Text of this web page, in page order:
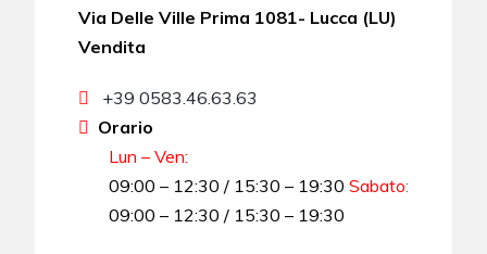
Via Delle Ville Prima 1081- Lucca (LU)
Vendita
+39 0583.46.63.63
Orario
Lun – Ven:
09:00 – 12:30 / 15:30 – 19:30 Sabato:
09:00 – 12:30 / 15:30 – 19:30